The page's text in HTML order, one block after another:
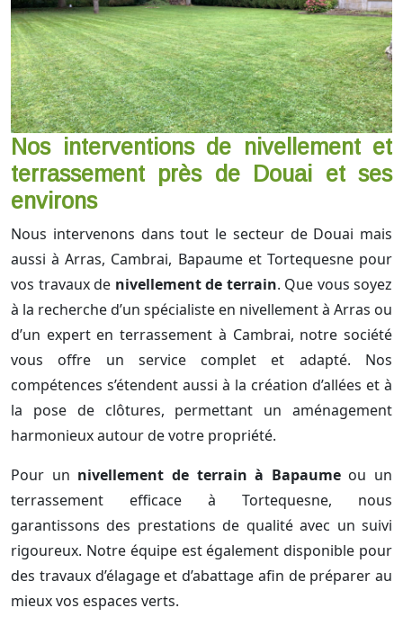
Nos interventions de nivellement et
terrassement près de Douai et ses
environs
Nous intervenons dans tout le secteur de Douai mais
aussi à Arras, Cambrai, Bapaume et Tortequesne pour
vos travaux de nivellement de terrain. Que vous soyez
à la recherche d’un spécialiste en nivellement à Arras ou
d’un expert en terrassement à Cambrai, notre société
vous offre un service complet et adapté. Nos
compétences s’étendent aussi à la création d’allées et à
la pose de clôtures, permettant un aménagement
harmonieux autour de votre propriété.
Pour un nivellement de terrain à Bapaumeou un
terrassement efficace à Tortequesne, nous
garantissons des prestations de qualité avec un suivi
rigoureux. Notre équipe est également disponible pour
des travaux d’élagage et d’abattage afin de préparer au
mieux vos espaces verts.